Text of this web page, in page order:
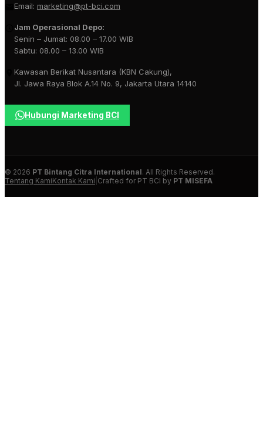
Email: marketing@pt-bci.com
Jam Operasional Depo:
Senin – Jumat: 08.00 – 17.00 WIB
Sabtu: 08.00 – 13.00 WIB
Kawasan Berikat Nusantara (KBN Cakung),
Jl. Jawa Raya Blok A.14 No. 9, Jakarta Utara 14140
Hubungi Marketing BCI
© 2026 PT Bintang Citra International. All Rights Reserved.
Tentang KamiKontak Kami Crafted for PT BCI by PT MISEFA